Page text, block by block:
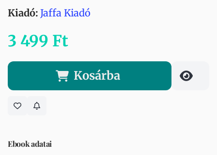
Kiadó: Jaffa Kiadó
3 499 Ft
Kosárba
Ebook adatai